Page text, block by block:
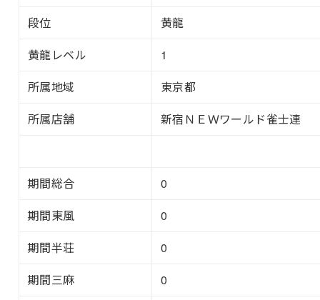
段位
黄龍
黄龍レベル
1
所属地域
東京都
所属店舗
新宿ＮＥＷワールド雀士連
期間総合
0
期間東風
0
期間半荘
0
期間三麻
0